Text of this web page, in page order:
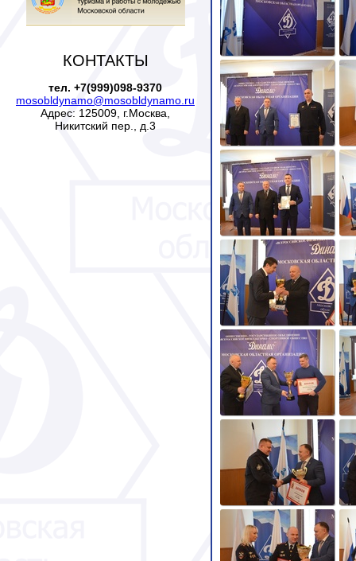
КОНТАКТЫ
тел. +7(999)098-9370
mosobldynamo@mosobldynamo.ru
Адрес: 125009, г.Москва,
Никитский пер., д.3